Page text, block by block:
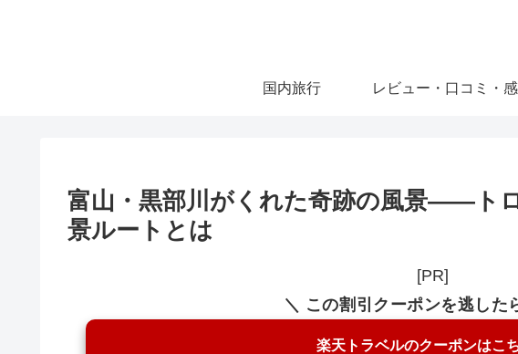
国内旅行 レビュー・口コミ・
富山・黒部川がくれた奇跡の風景――ト
景ルートとは
[PR]
＼ この割引クーポンを逃した
楽天トラベルのクーポンはこ